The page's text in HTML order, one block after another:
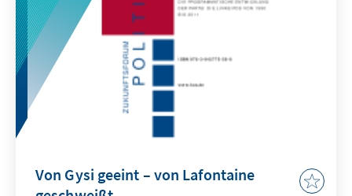
Von Gysi geeint – von Lafontaine